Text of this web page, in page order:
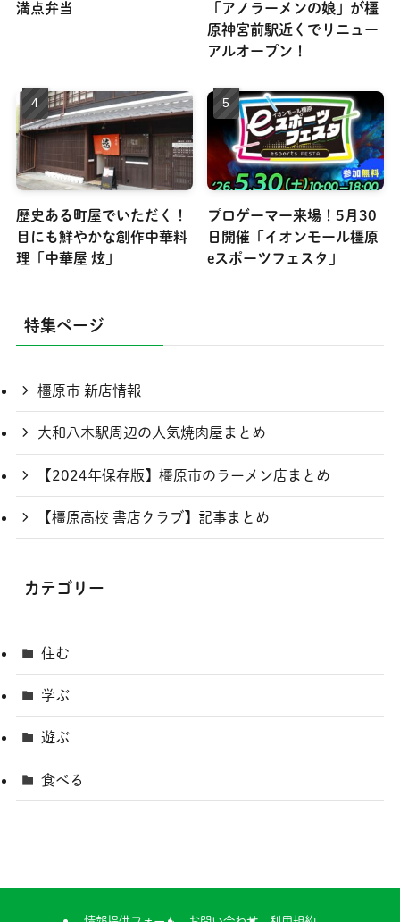
満点弁当
「アノラーメンの娘」が橿
原神宮前駅近くでリニュー
アルオープン！
歴史ある町屋でいただく！
目にも鮮やかな創作中華料
理「中華屋 炫」
プロゲーマー来場！5月30
日開催「イオンモール橿原
eスポーツフェスタ」
特集ページ
橿原市 新店情報
大和八木駅周辺の人気焼肉屋まとめ
【2024年保存版】橿原市のラーメン店まとめ
【橿原高校 書店クラブ】記事まとめ
カテゴリー
住む
学ぶ
遊ぶ
食べる